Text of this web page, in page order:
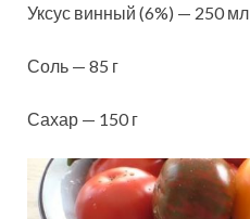
Уксус винный (6%) — 250 мл
Соль — 85 г
Сахар — 150 г